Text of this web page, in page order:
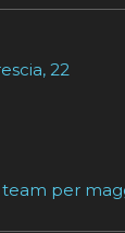
22
per